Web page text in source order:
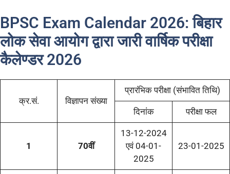
BPSC Exam Calendar 2026: बिहार
लोक सेवा आयोग द्वारा जारी वार्षिक परीक्षा
कैलेण्डर 2026
क्र.सं. विज्ञापन संख्या
प्रारंभिक परीक्षा (संभावित तिथि)
दिनांक परीक्षा फल
1 70वीं
13-12-2024
एवं 04-01-
2025
23-01-2025